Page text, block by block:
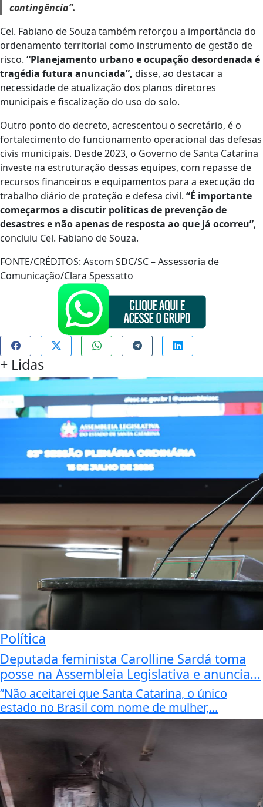
contingência”.
Cel. Fabiano de Souza também reforçou a importância do
ordenamento territorial como instrumento de gestão de
risco. “Planejamento urbano e ocupação desordenada é
tragédia futura anunciada”, disse, ao destacar a
necessidade de atualização dos planos diretores
municipais e fiscalização do uso do solo.
Outro ponto do decreto, acrescentou o secretário, é o
fortalecimento do funcionamento operacional das defesas
civis municipais. Desde 2023, o Governo de Santa Catarina
investe na estruturação dessas equipes, com repasse de
recursos financeiros e equipamentos para a execução do
trabalho diário de proteção e defesa civil. “É importante
começarmos a discutir políticas de prevenção de
desastres e não apenas de resposta ao que já ocorreu”,
concluiu Cel. Fabiano de Souza.
FONTE/CRÉDITOS: Ascom SDC/SC – Assessoria de
Comunicação/Clara Spessatto
+ Lidas
Política
Deputada feminista Carolline Sardá toma
posse na Assembleia Legislativa e anuncia...
”Não aceitarei que Santa Catarina, o único
estado no Brasil com nome de mulher,...